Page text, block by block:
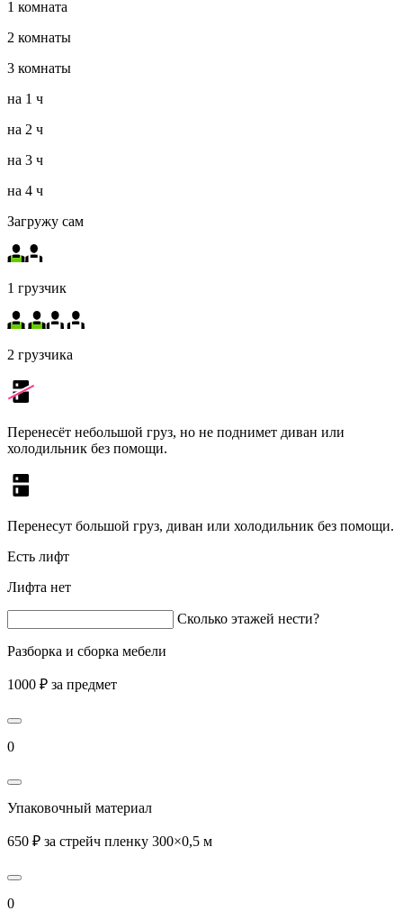
1 комната
2 комнаты
3 комнаты
на 1 ч
на 2 ч
на 3 ч
на 4 ч
Загружу сам
1 грузчик
2 грузчика
Перенесёт небольшой груз, но не поднимет диван или
холодильник без помощи.
Перенесут большой груз, диван или холодильник без помощи.
Есть лифт
Лифта нет
Сколько этажей нести?
Разборка и сборка мебели
1000 ₽ за предмет
0
Упаковочный материал
650 ₽ за стрейч пленку 300×0,5 м
0